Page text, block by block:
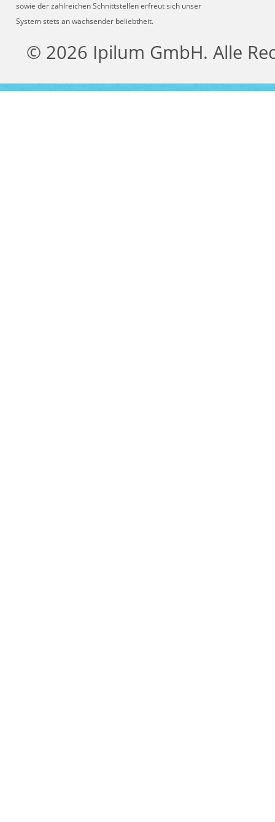
sowie der zahlreichen Schnittstellen erfreut sich unser
System stets an wachsender beliebtheit.
© 2026 Ipilum GmbH. Alle